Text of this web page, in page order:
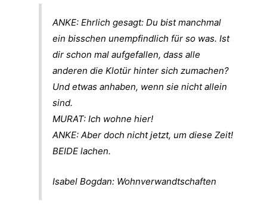
ANKE: Ehrlich gesagt: Du bist manchmal
ein bisschen unempfindlich für so was. Ist
dir schon mal aufgefallen, dass alle
anderen die Klotür hinter sich zumachen?
Und etwas anhaben, wenn sie nicht allein
sind.
MURAT: Ich wohne hier!
ANKE: Aber doch nicht jetzt, um diese Zeit!
BEIDElachen.
Isabel Bogdan: Wohnverwandtschaften